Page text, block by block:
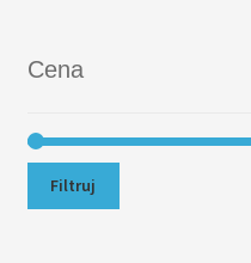
Cena
Filtruj